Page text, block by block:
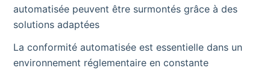
automatisée peuvent être surmontés grâce à des
solutions adaptées
La conformité automatisée est essentielle dans un
environnement réglementaire en constante